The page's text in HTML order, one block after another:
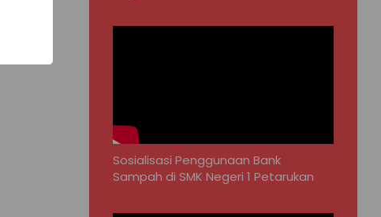
Sosialisasi Penggunaan Bank
Sampah di SMK Negeri 1 Petarukan